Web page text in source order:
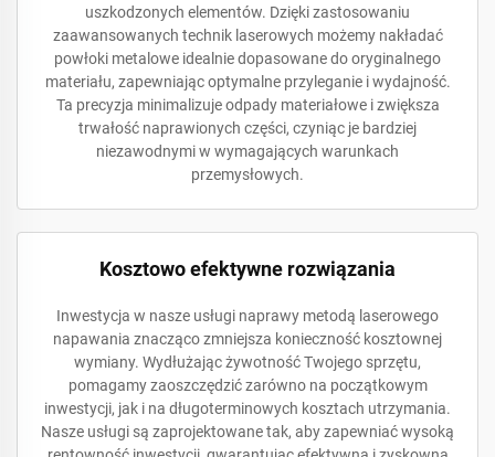
uszkodzonych elementów. Dzięki zastosowaniu
zaawansowanych technik laserowych możemy nakładać
powłoki metalowe idealnie dopasowane do oryginalnego
materiału, zapewniając optymalne przyleganie i wydajność.
Ta precyzja minimalizuje odpady materiałowe i zwiększa
trwałość naprawionych części, czyniąc je bardziej
niezawodnymi w wymagających warunkach
przemysłowych.
Kosztowo efektywne rozwiązania
Inwestycja w nasze usługi naprawy metodą laserowego
napawania znacząco zmniejsza konieczność kosztownej
wymiany. Wydłużając żywotność Twojego sprzętu,
pomagamy zaoszczędzić zarówno na początkowym
inwestycji, jak i na długoterminowych kosztach utrzymania.
Nasze usługi są zaprojektowane tak, aby zapewniać wysoką